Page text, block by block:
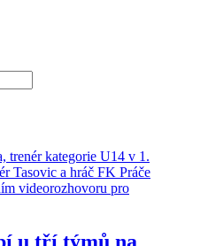
u tří týmů na